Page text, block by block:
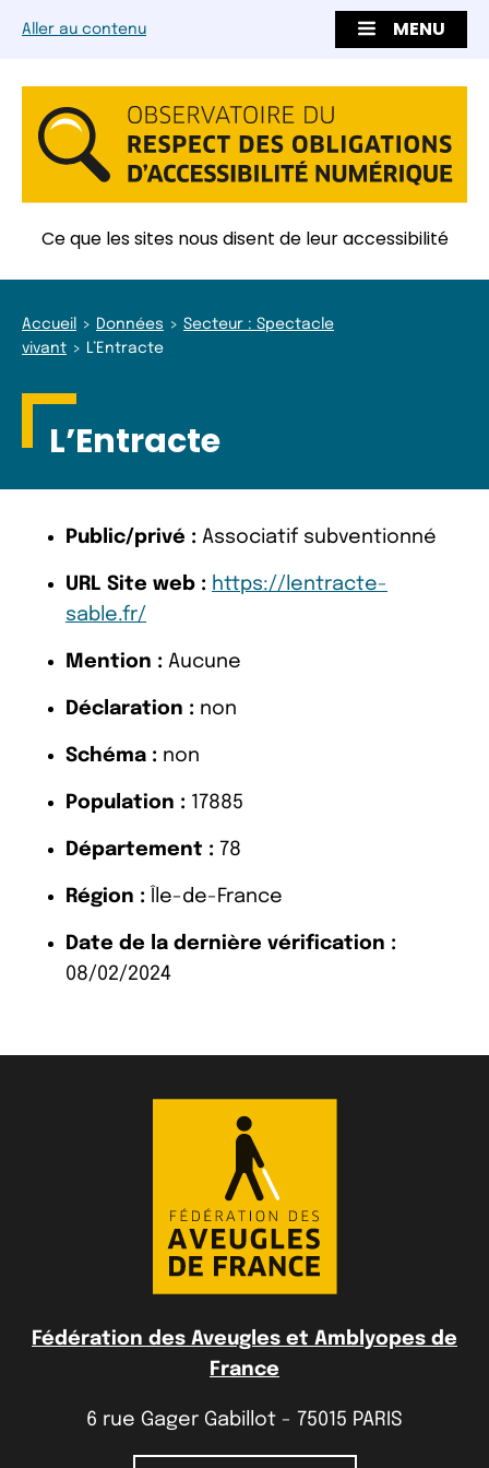
Aller au contenu MENU
Ce que les sites nous disent de leur accessibilité
Accueil Données
Secteur : Spectacle
vivant
L’Entracte
L’Entracte
Public/privé : Associatif subventionné
URL Site web : https://lentracte-
sable.fr/
Mention : Aucune
Déclaration : non
Schéma : non
Population : 17885
Département : 78
Région : Île-de-France
Date de la dernière vérification :
08/02/2024
Fédération des Aveugles et Amblyopes de
France
6 rue Gager Gabillot - 75015 PARIS